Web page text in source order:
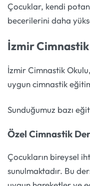
Çocuklar, kendi
becerilerini daha
İzmir
İzmir Cimnastik
uygun cimnastik
Sunduğumuz bazı
Özel Cimnastik
Çocukların bireysel
sunulmaktadır. Bu